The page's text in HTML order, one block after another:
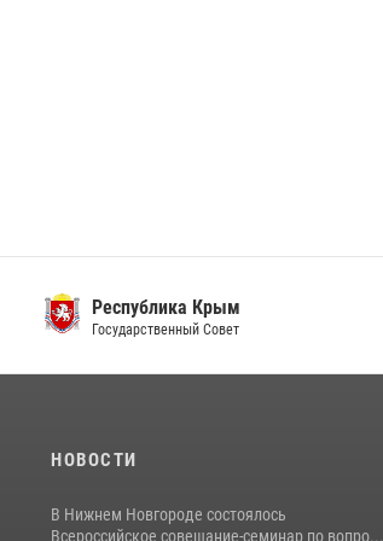
Республика Крым
Государственный Совет
НОВОСТИ
В Нижнем Новгороде состоялось
Всероссийское совещание-семинар по вопро...